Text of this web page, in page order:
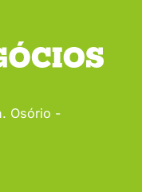
Osório -